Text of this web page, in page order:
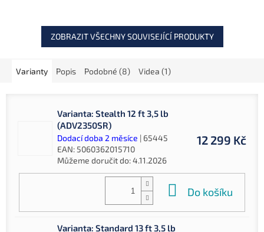
ZOBRAZIT VŠECHNY SOUVISEJÍCÍ PRODUKTY
Varianty Popis Podobné (8) Videa (1)
Varianta: Stealth 12 ft 3,5 lb
(ADV2350SR)
Dodací doba 2 měsíce | 65445
EAN: 5060362015710
Můžeme doručit do:4.11.2026
12 299 Kč
Do košíku
Varianta: Standard 13 ft 3,5 lb